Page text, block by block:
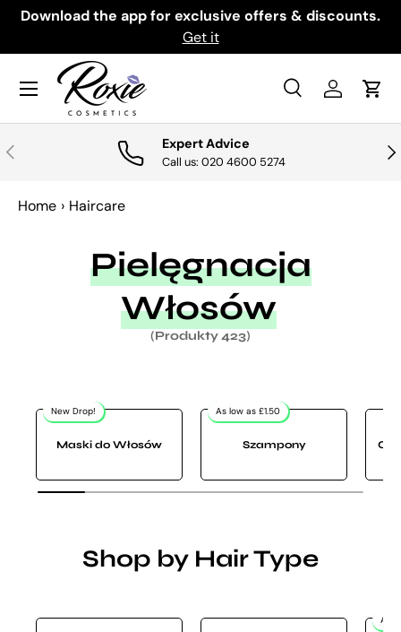
Download the app for exclusive offers & discounts.
Get it
Szukaj
SzukajZaloguj sie
Menu
POPRZEDNI Expert Advice
Call us: 020 4600 5274
Home › Haircare
Pielęgnacja
Włosów
(Produkty 423)
New Drop!
Maski do Włosów
As low as £1.50
Szampony
Shop by Hair Type
All